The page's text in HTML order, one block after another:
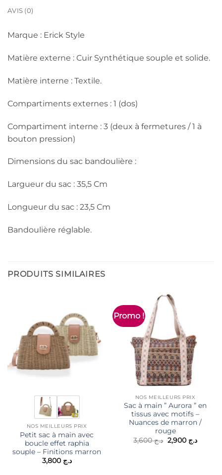
AVIS (0)
Marque : Erick Style
Matière externe : Cuir Synthétique souple et solide.
Matière interne : Textile.
Compartiments externes : 1 (dos)
Compartiment interne : 3 (deux à fermetures / 1 à
bouton pression)
Dimensions du sac bandoulière :
Largueur du sac : 35,5 Cm
Longueur du sac : 23,5 Cm
Bandoulière réglable.
PRODUITS SIMILAIRES
NOS MEILLEURS PRIX
Petit sac à main avec
boucle effet raphia
souple – Finitions marron
د.ج 3,800
Promo !
NOS MEILLEURS PRIX
Sac à main ” Aurora ” en
tissus avec motifs –
Nuances de marron /
rouge
د.ج3,600
Le
prix
د.ج 2,900
Le